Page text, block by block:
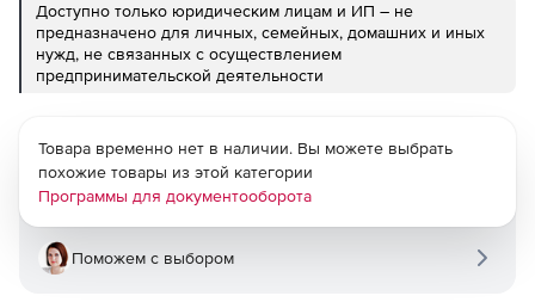
Доступно только юридическим лицам и ИП – не
предназначено для личных, семейных, домашних и иных
нужд, не связанных с осуществлением
предпринимательской деятельности
Товара временно нет в наличии. Вы можете выбрать
похожие товары из этой категории
Программы для документооборота
Поможем с выбором